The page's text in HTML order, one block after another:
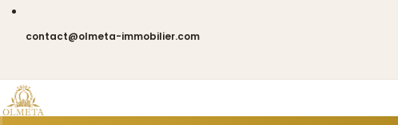
contact@olmeta-immobilier.com